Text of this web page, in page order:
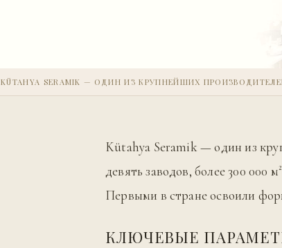
KÜTAHYA SERAMIK — ОДИН ИЗ КРУПНЕЙШИХ
Kütahya Seramik — один из
девять заводов, более 300 000
Первыми в стране освоили
КЛЮЧЕВЫЕ